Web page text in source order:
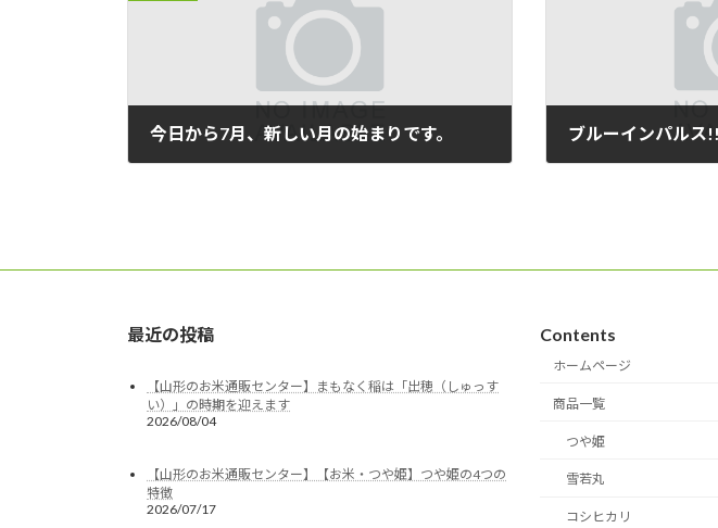
今日から7月、新しい月の始まりです。 ブルーインパルス!!
最近の投稿
【山形のお米通販センター】まもなく稲は「出穂（しゅっす
い）」の時期を迎えます
2026/08/04
【山形のお米通販センター】【お米・つや姫】つや姫の4つの
特徴
2026/07/17
Contents
ホームページ
商品一覧
つや姫
雪若丸
コシヒカリ